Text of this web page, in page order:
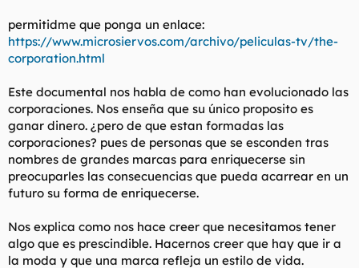
e
m
a
permitidme que ponga un enlace:
https://www.microsiervos.com/archivo/peliculas-tv/the-
corporation.html
Este documental nos habla de como han evolucionado las
corporaciones. Nos enseña que su único proposito es
ganar dinero. ¿pero de que estan formadas las
corporaciones? pues de personas que se esconden tras
nombres de grandes marcas para enriquecerse sin
preocuparles las consecuencias que pueda acarrear en un
futuro su forma de enriquecerse.
Nos explica como nos hace creer que necesitamos tener
algo que es prescindible. Hacernos creer que hay que ir a
la moda y que una marca refleja un estilo de vida.